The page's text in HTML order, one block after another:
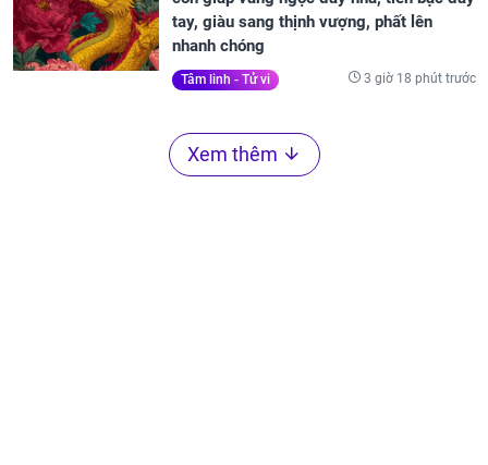
tay, giàu sang thịnh vượng, phất lên
nhanh chóng
Tâm linh - Tử vi 3 giờ 18 phút trước
Xem thêm